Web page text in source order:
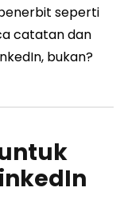
seperti
catatan dan
bukan?